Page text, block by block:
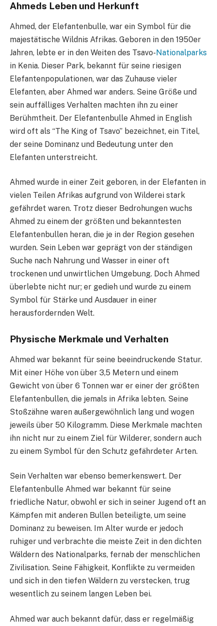
Ahmeds Leben und Herkunft
Ahmed, der Elefantenbulle, war ein Symbol für die
majestätische Wildnis Afrikas. Geboren in den 1950er
Jahren, lebte er in den Weiten des Tsavo-Nationalparks
in Kenia. Dieser Park, bekannt für seine riesigen
Elefantenpopulationen, war das Zuhause vieler
Elefanten, aber Ahmed war anders. Seine Größe und
sein auffälliges Verhalten machten ihn zu einer
Berühmtheit. Der Elefantenbulle Ahmed in English
wird oft als “The King of Tsavo” bezeichnet, ein Titel,
der seine Dominanz und Bedeutung unter den
Elefanten unterstreicht.
Ahmed wurde in einer Zeit geboren, in der Elefanten in
vielen Teilen Afrikas aufgrund von Wilderei stark
gefährdet waren. Trotz dieser Bedrohungen wuchs
Ahmed zu einem der größten und bekanntesten
Elefantenbullen heran, die je in der Region gesehen
wurden. Sein Leben war geprägt von der ständigen
Suche nach Nahrung und Wasser in einer oft
trockenen und unwirtlichen Umgebung. Doch Ahmed
überlebte nicht nur; er gedieh und wurde zu einem
Symbol für Stärke und Ausdauer in einer
herausfordernden Welt.
Physische Merkmale und Verhalten
Ahmed war bekannt für seine beeindruckende Statur.
Mit einer Höhe von über 3,5 Metern und einem
Gewicht von über 6 Tonnen war er einer der größten
Elefantenbullen, die jemals in Afrika lebten. Seine
Stoßzähne waren außergewöhnlich lang und wogen
jeweils über 50 Kilogramm. Diese Merkmale machten
ihn nicht nur zu einem Ziel für Wilderer, sondern auch
zu einem Symbol für den Schutz gefährdeter Arten.
Sein Verhalten war ebenso bemerkenswert. Der
Elefantenbulle Ahmed war bekannt für seine
friedliche Natur, obwohl er sich in seiner Jugend oft an
Kämpfen mit anderen Bullen beteiligte, um seine
Dominanz zu beweisen. Im Alter wurde er jedoch
ruhiger und verbrachte die meiste Zeit in den dichten
Wäldern des Nationalparks, fernab der menschlichen
Zivilisation. Seine Fähigkeit, Konflikte zu vermeiden
und sich in den tiefen Wäldern zu verstecken, trug
wesentlich zu seinem langen Leben bei.
Ahmed war auch bekannt dafür, dass er regelmäßig